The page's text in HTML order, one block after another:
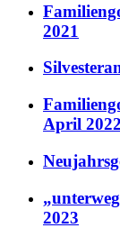
2021
April 2022
2023